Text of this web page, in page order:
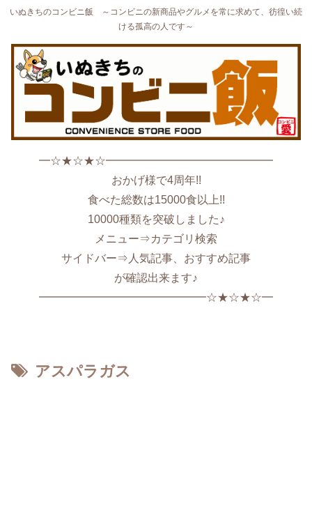
いぬきちのコンビニ飯 ～コンビニの新商品やグルメを常に求めて、彷徨い続
ける孤高の人です～
━☆★☆★☆━━━━━━━━━━━━━━━
おかげ様で4周年!!
食べた総数は15000食以上!!
10000種類を突破しました♪
メニュー⇒カテゴリ検索
サイドバー⇒人気記事、おすすめ記事
が確認出来ます♪
━━━━━━━━━━━━━━━☆★☆★☆━
アスパラガス